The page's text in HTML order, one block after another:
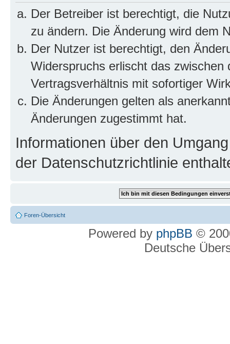
Der Betreiber ist berechtigt, die
zu ändern. Die Änderung wird dem
Der Nutzer ist berechtigt, den
Widerspruchs erlischt das
Vertragsverhältnis mit sofortiger
Die Änderungen gelten als
Änderungen zugestimmt hat.
Informationen über den
der Datenschutzrichtlinie
Foren-Übersicht
Powered by phpBB ©
Deutsche